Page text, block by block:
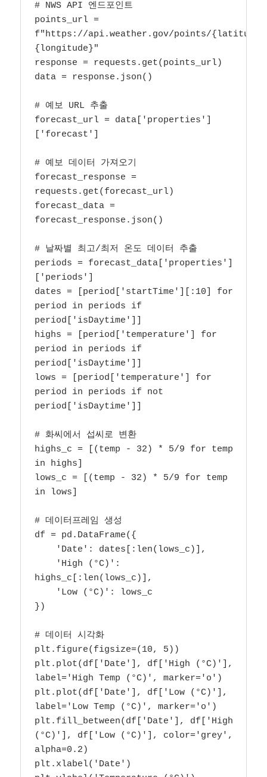
# NWS API 엔드포인트
points_url =
f"https://api.weather.gov/points/
{longitude}"
response = requests.get(points_url)
data = response.json()
# 예보 URL 추출
forecast_url = data['properties']
['forecast']
# 예보 데이터 가져오기
forecast_response =
requests.get(forecast_url)
forecast_data =
forecast_response.json()
# 날짜별 최고/최저 온도 데이터 추출
periods = forecast_data['properties']
['periods']
dates = [period['startTime'][:10] for
period in periods if
period['isDaytime']]
highs = [period['temperature'] for
period in periods if
period['isDaytime']]
lows = [period['temperature'] for
period in periods if not
period['isDaytime']]
# 화씨에서 섭씨로 변환
highs_c = [(temp - 32) * 5/9 for temp
in highs]
lows_c = [(temp - 32) * 5/9 for temp
in lows]
# 데이터프레임 생성
df = pd.DataFrame({
highs_c[:len(lows_c)],
})
# 데이터 시각화
plt.figure(figsize=(10, 5))
plt.plot(df['Date'], df['High (°C)'],
label='High Temp (°C)', marker='o')
plt.plot(df['Date'], df['Low (°C)'],
label='Low Temp (°C)', marker='o')
plt.fill_between(df['Date'], df['High
(°C)'], df['Low (°C)'], color='grey',
alpha=0.2)
plt.xlabel('Date')